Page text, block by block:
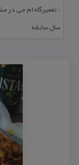
::
سال سابقه